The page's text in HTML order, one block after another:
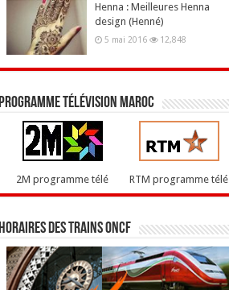
Henna : Meilleures Henna
design (Henné)
5 mai 2016 12,848
Programme télévision maroc
2M programme télé RTM programme télé
Horaires des trains ONCF